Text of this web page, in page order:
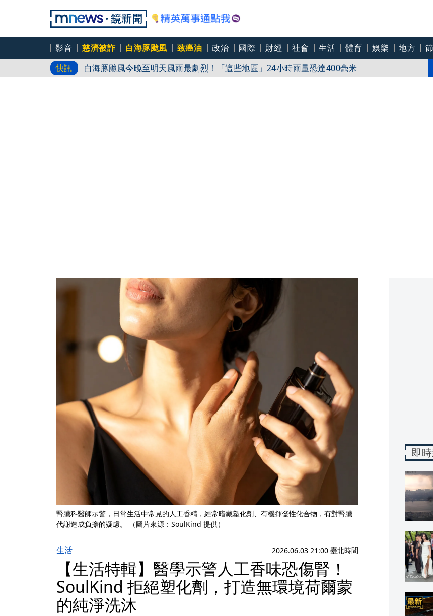
影音 慈濟被詐 白海豚颱風 致癌油 政治 國際 財經 社會 生活 體育 娛樂 地方
快訊
白海豚颱風今晚至明天風雨最劇烈！「這些地區」24小時雨量恐達400毫米
雙北週末拚選戰 藍綠白再槓採購疫苗3／慈濟遭詐騙「綠要求道歉」 蔣萬安、柯文哲批
腎臟科醫師示警，日常生活中常見的人工香精，經常暗藏塑化劑、有機揮發性化合物，有對腎臟
代謝造成負擔的疑慮。 （圖片來源：SoulKind 提供）
生活 2026.06.03 21:00 臺北時間
【生活特輯】醫學示警人工香味恐傷腎！
SoulKind 拒絕塑化劑，打造無環境荷爾蒙
的純淨洗沐
即